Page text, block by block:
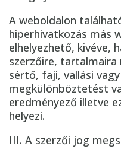
A weboldalon
hiperhivatkozás más
elhelyezhető, kivéve,
szerzőire,
sértő, faji, vallási
megkülönböztetést
eredményező illetve
helyezi.
III. A szerzői jog